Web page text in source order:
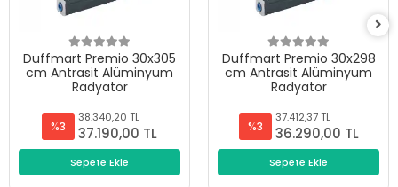
Duffmart Premio 30x305
cm Antrasit Alüminyum
Radyatör
%3
38.340,20 TL
37.190,00 TL
Sepete Ekle
Duffmart Premio 30x298
cm Antrasit Alüminyum
Radyatör
%3
37.412,37 TL
36.290,00 TL
Sepete Ekle